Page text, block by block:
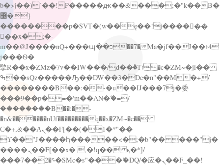
b�>j��)΄��!P�����ԫ��&���;�"k��B�
޶�}
��������p�SVT�(w��ę��!j������
��x�;�-
m��@J����nQ+���պ��כ��7�Ma�jf��J��ͱ4
j���Ѳ�
撆R��x�ZMz�7v��IW���/d��ٞ�Тז�c�ZM~�ji��
ߒ��sQz�����Ԡ��DW��3�De�n"��M�+/
��������B��:�-�u��IJ���7j�委
���9��p�=�'m��AN�ޭ�=/
��������B��:�-
�n&������nUf���������q��x�ZM~�c��
Ϲ�+,&��Ὰܢ��F[��(�1�*"��
ϒ��"J����ԧ�����<�;�b"�� ���"j�
����ܢ��F[��x� ,�!q�� қ�*]/
���؝�2��7�SMc�s"���ޭ�DQ/�应�ܢ��F_��!